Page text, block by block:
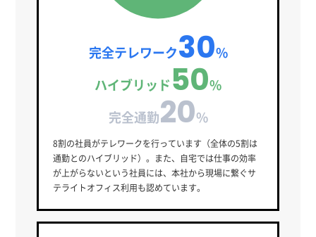
完全テレワーク30%
ハイブリッド50%
完全通勤20%
8割の社員がテレワークを行っています（全体の5割は
通勤とのハイブリッド）。また、自宅では仕事の効率
が上がらないという社員には、本社から現場に繋ぐサ
テライトオフィス利用も認めています。